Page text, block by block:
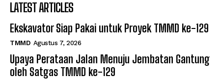
LATEST ARTICLES
Ekskavator Siap Pakai untuk Proyek TMMD ke-129
TMMD Agustus 7, 2026
Upaya Perataan Jalan Menuju Jembatan Gantung
oleh Satgas TMMD ke-129